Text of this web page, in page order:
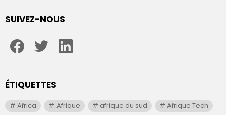
SUIVEZ-NOUS
ÉTIQUETTES
Africa Afrique afrique du sud
Afrique Tech